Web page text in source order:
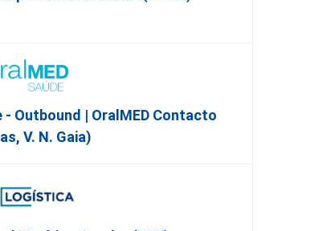
Outbound | OralMED Contacto
V. N. Gaia)